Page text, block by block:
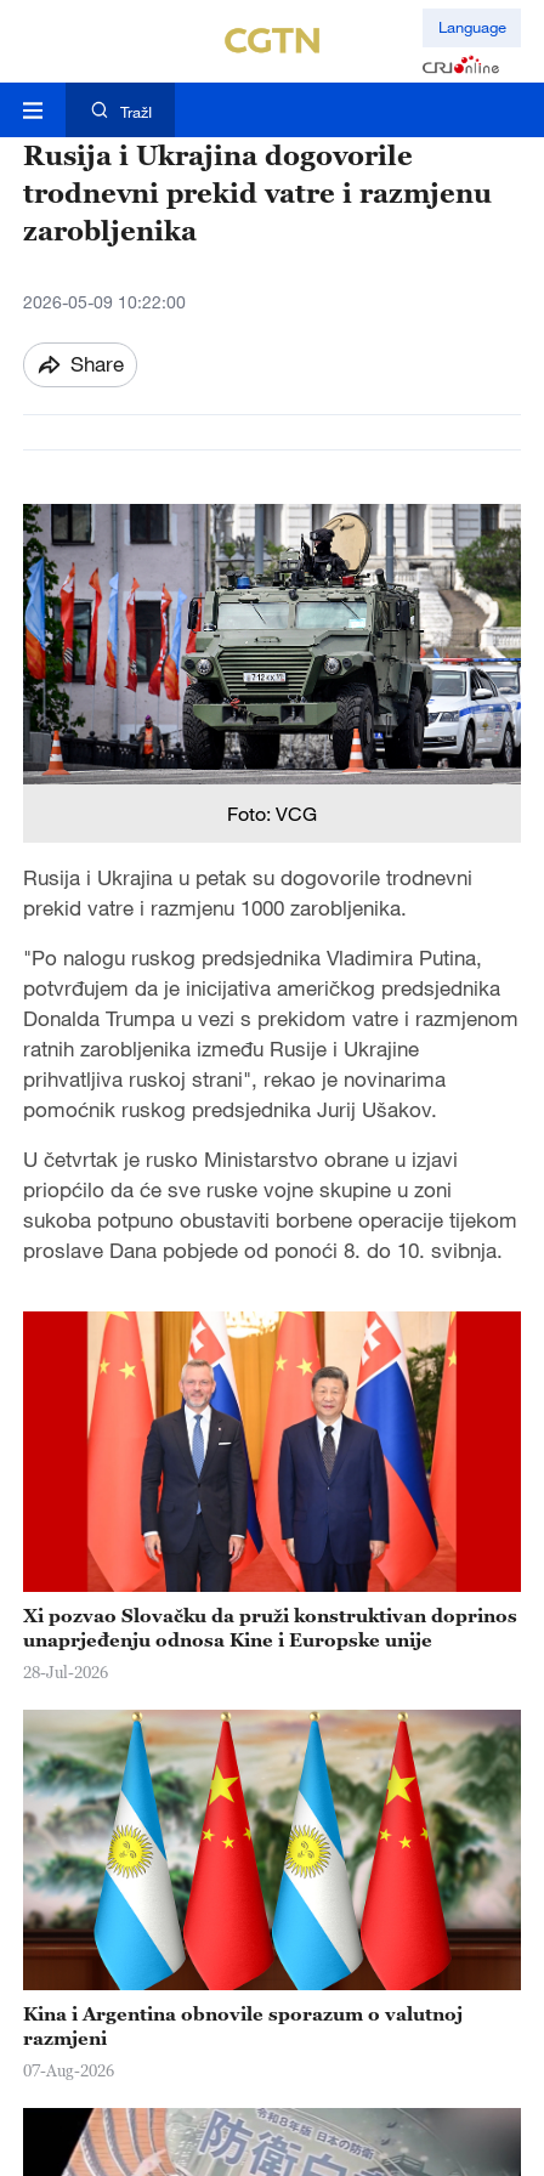
Language
TražI
Rusija i Ukrajina dogovorile
trodnevni prekid vatre i razmjenu
zarobljenika
2026-05-09 10:22:00
Share
Foto: VCG
Rusija i Ukrajina u petak su dogovorile trodnevni
prekid vatre i razmjenu 1000 zarobljenika.
"Po nalogu ruskog predsjednika Vladimira Putina,
potvrđujem da je inicijativa američkog predsjednika
Donalda Trumpa u vezi s prekidom vatre i razmjenom
ratnih zarobljenika između Rusije i Ukrajine
prihvatljiva ruskoj strani", rekao je novinarima
pomoćnik ruskog predsjednika Jurij Ušakov.
U četvrtak je rusko Ministarstvo obrane u izjavi
priopćilo da će sve ruske vojne skupine u zoni
sukoba potpuno obustaviti borbene operacije tijekom
proslave Dana pobjede od ponoći 8. do 10. svibnja.
Xi pozvao Slovačku da pruži konstruktivan doprinos
unaprjeđenju odnosa Kine i Europske unije
28-Jul-2026
Kina i Argentina obnovile sporazum o valutnoj
razmjeni
07-Aug-2026